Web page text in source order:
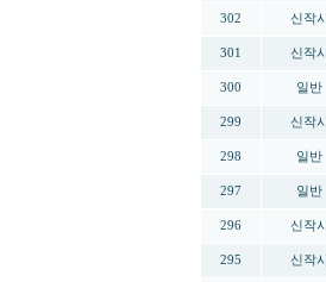
302 신작시
301 신작시
300 일반
299 신작시
298 일반
297 일반
296 신작시
295 신작시